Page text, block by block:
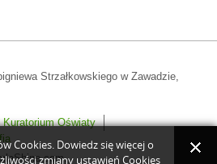
Strzałkowskiego w Zawadzie,
Kuratorium Oświaty
Cookies. Dowiedz się więcej o
zmiany ustawień Cookies